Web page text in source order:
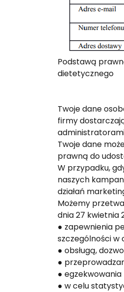
Podstawą
dietetycznego
Twoje dane
firmy
Twoje dane
prawną do
W przypadku,
naszych
działań
Możemy
dnia 27 kwietnia
● zapewnienia
szczególności w
● obsługą,
●
●
● w celu